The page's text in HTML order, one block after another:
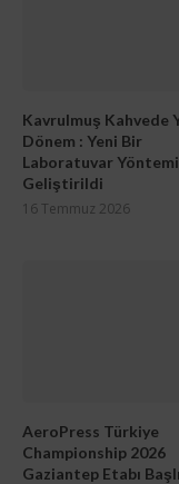
Kavrulmuş Kahvede
Dönem : Yeni Bir
Laboratuvar Yöntemi
Geliştirildi
16 Temmuz 2026
AeroPress Türkiye
Championship 2026
Gaziantep Etabı